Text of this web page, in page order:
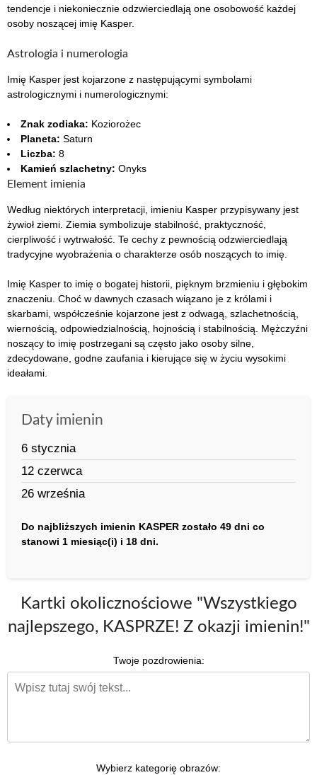
tendencje i niekoniecznie odzwierciedlają one osobowość każdej
osoby noszącej imię Kasper.
Astrologia i numerologia
Imię Kasper jest kojarzone z następującymi symbolami
astrologicznymi i numerologicznymi:
Znak zodiaka: Koziorożec
Planeta: Saturn
Liczba: 8
Kamień szlachetny: Onyks
Element imienia
Według niektórych interpretacji, imieniu Kasper przypisywany jest
żywioł ziemi. Ziemia symbolizuje stabilność, praktyczność,
cierpliwość i wytrwałość. Te cechy z pewnością odzwierciedlają
tradycyjne wyobrażenia o charakterze osób noszących to imię.
Imię Kasper to imię o bogatej historii, pięknym brzmieniu i głębokim
znaczeniu. Choć w dawnych czasach wiązano je z królami i
skarbami, współcześnie kojarzone jest z odwagą, szlachetnością,
wiernością, odpowiedzialnością, hojnością i stabilnością. Mężczyźni
noszący to imię postrzegani są często jako osoby silne,
zdecydowane, godne zaufania i kierujące się w życiu wysokimi
ideałami.
Daty imienin
6 stycznia
12 czerwca
26 września
Do najbliższych imienin KASPER zostało 49 dni co
stanowi 1 miesiąc(i) i 18 dni.
Kartki okolicznościowe "Wszystkiego
najlepszego, KASPRZE! Z okazji imienin!"
Twoje pozdrowienia:
Wybierz kategorię obrazów: